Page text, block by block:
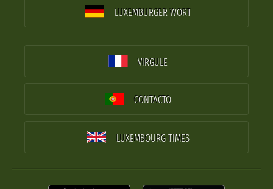
LUXEMBURGER WORT
VIRGULE
CONTACTO
LUXEMBOURG TIMES